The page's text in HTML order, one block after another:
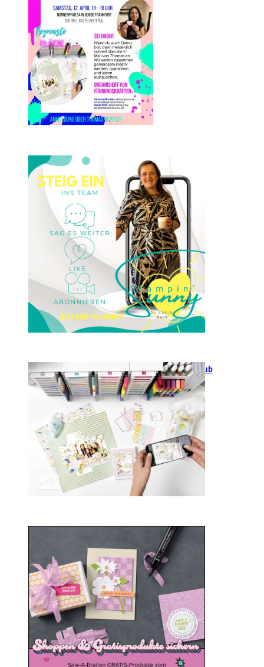
Einsteigen 2025 im Team
Stampin‘ Sunny
23. Januar 2025
GANZ NEU: Scrapbooking Club
2025
21. Januar 2025
Sale-a-bration 2025
20. Januar 2025